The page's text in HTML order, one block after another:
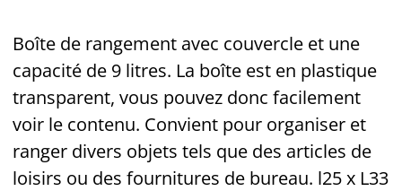
Boîte de rangement avec couvercle et une
capacité de 9 litres. La boîte est en plastique
transparent, vous pouvez donc facilement
voir le contenu. Convient pour organiser et
ranger divers objets tels que des articles de
loisirs ou des fournitures de bureau. l25 x L33